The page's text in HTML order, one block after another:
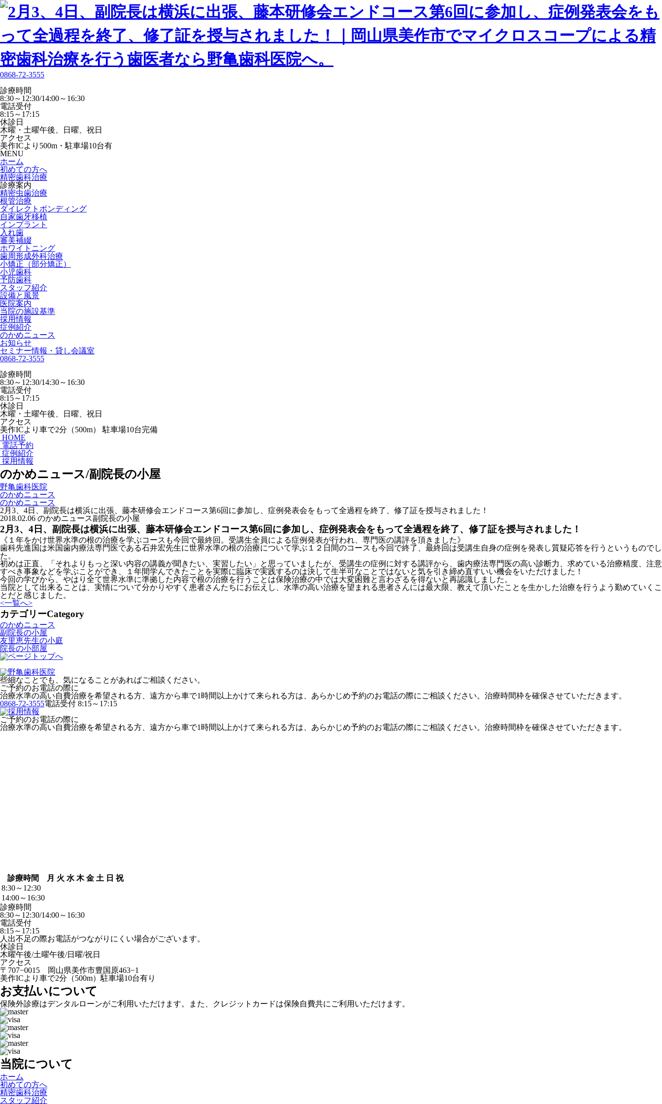
0868-72-3555
診療時間
8:30～12:30/14:00～16:30
電話受付
8:15～17:15
休診日
木曜・土曜午後、日曜、祝日
アクセス
美作ICより500m・駐車場10台有
MENU
ホーム
初めての方へ
精密歯科治療
診療案内
精密虫歯治療
根管治療
ダイレクトボンディング
自家歯牙移植
インプラント
入れ歯
審美補綴
ホワイトニング
歯周形成外科治療
小矯正（部分矯正）
小児歯科
予防歯科
スタッフ紹介
設備と風景
医院案内
当院の施設基準
採用情報
症例紹介
のかめニュース
お知らせ
セミナー情報・貸し会議室
0868-72-3555
診療時間
8:30～12:30/14:30～16:30
電話受付
8:15～17:15
休診日
木曜・土曜午後、日曜、祝日
アクセス
美作ICより車で2分（500m） 駐車場10台完備
HOME
電話予約
症例紹介
採用情報
のかめニュース/副院長の小屋
野亀歯科医院
のかめニュース
のかめニュース
2月3、4日、副院長は横浜に出張、藤本研修会エンドコース第6回に参加し、症例発表会をもって全過程を終了、修了証を授与されました！
2018.02.06 のかめニュース副院長の小屋
2月3、4日、副院長は横浜に出張、藤本研修会エンドコース第6回に参加し、症例発表会をもって全過程を終了、修了証を授与されました！
《１年をかけ世界水準の根の治療を学ぶコースも今回で最終回。受講生全員による症例発表が行われ、専門医の講評を頂きました》
歯科先進国は米国歯内療法専門医である石井宏先生に世界水準の根の治療について学ぶ１２日間のコースも今回で終了、最終回は受講生自身の症例を発表し質疑応答を行うというものでし
た。
初めは正直、「それよりもっと深い内容の講義が聞きたい、実習したい」と思っていましたが、受講生の症例に対する講評から、歯内療法専門医の高い診断力、求めている治療精度、注意
すべき事象などを学ぶことができ、１年間学んできたことを実際に臨床で実践するのは決して生半可なことではないと気を引き締め直すいい機会をいただけました！
今回の学びから、やはり全て世界水準に準拠した内容で根の治療を行うことは保険治療の中では大変困難と言わざるを得ないと再認識しました。
当院として出来ることは、実情について分かりやすく患者さんたちにお伝えし、水準の高い治療を望まれる患者さんには最大限、教えて頂いたことを生かした治療を行うよう勤めていくこ
とだと感じました。
<一覧へ>
カテゴリーCategory
のかめニュース
副院長の小屋
友里恵先生の小庭
院長の小部屋
些細なことでも、気になることがあればご相談ください。
ご予約のお電話の際に
治療水準の高い自費治療を希望される方、遠方から車で1時間以上かけて来られる方は、あらかじめ予約のお電話の際にご相談ください。治療時間枠を確保させていただきます。
0868-72-3555電話受付 8:15～17:15
ご予約のお電話の際に
治療水準の高い自費治療を希望される方、遠方から車で1時間以上かけて来られる方は、あらかじめ予約のお電話の際にご相談ください。治療時間枠を確保させていただきます。
診療時間 月 火 水 木 金 土 日 祝
8:30～12:30
14:00～16:30
診療時間
8:30～12:30/14:00～16:30
電話受付
8:15～17:15
人出不足の際お電話がつながりにくい場合がございます。
休診日
木曜午後/土曜午後/日曜/祝日
アクセス
〒707−0015 岡山県美作市豊国原463−1
美作ICより車で2分（500m）駐車場10台有り
お支払いについて
保険外診療はデンタルローンがご利用いただけます。また、クレジットカードは保険自費共にご利用いただけます。
当院について
ホーム
初めての方へ
精密歯科治療
スタッフ紹介